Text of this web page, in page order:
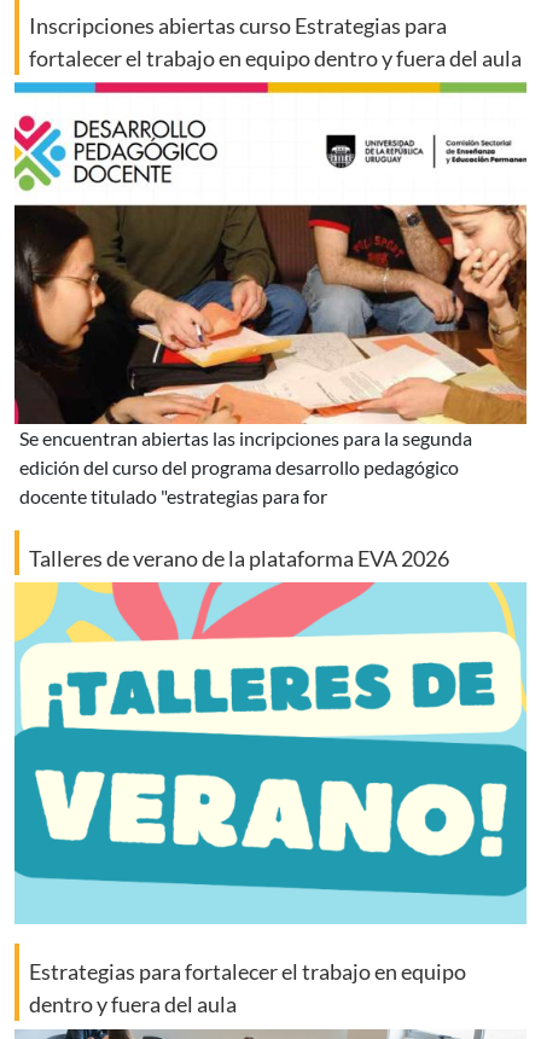
Inscripciones abiertas curso Estrategias para
fortalecer el trabajo en equipo dentro y fuera del aula
se encuentran abiertas las incripciones para la segunda
edición del curso del programa desarrollo pedagógico
docente titulado "estrategias para for
Talleres de verano de la plataforma EVA 2026
Estrategias para fortalecer el trabajo en equipo
dentro y fuera del aula